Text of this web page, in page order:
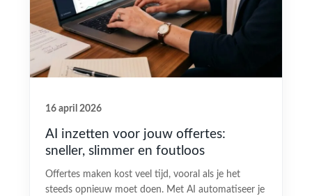
16 april 2026
AI inzetten voor jouw offertes:
sneller, slimmer en foutloos
Offertes maken kost veel tijd, vooral als je het
steeds opnieuw moet doen. Met AI automatiseer je